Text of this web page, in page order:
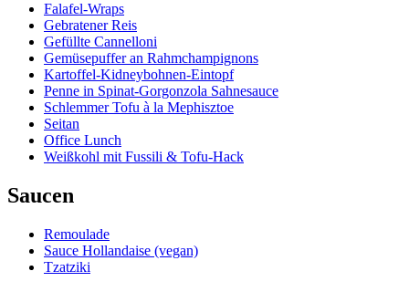
Falafel-Wraps
Gebratener Reis
Gefüllte Cannelloni
Gemüsepuffer an Rahmchampignons
Kartoffel-Kidneybohnen-Eintopf
Penne in Spinat-Gorgonzola Sahnesauce
Schlemmer Tofu à la Mephisztoe
Seitan
Office Lunch
Weißkohl mit Fussili & Tofu-Hack
Saucen
Remoulade
Sauce Hollandaise (vegan)
Tzatziki